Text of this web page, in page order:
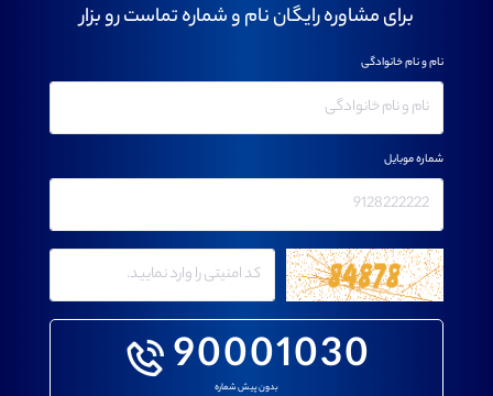
برای مشاوره رایگان نام و شماره تماست رو بزار
90001030
بدون پیش شماره
نام و نام خانوادگی
شماره موبایل